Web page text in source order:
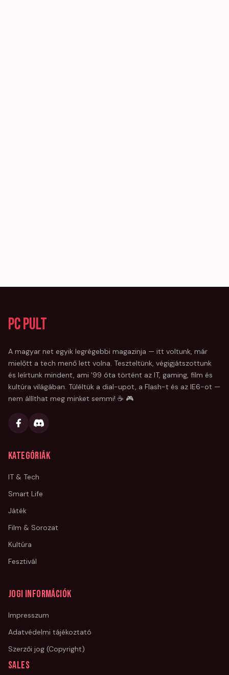
PC Pult
A magyar net egyik legrégebbi magazinja — itt voltunk, már
mielőtt a tech menő lett volna. Teszteltünk, végigjátszottunk
és leírtunk mindent, ami '99 óta történt az IT, gaming, film és
kultúra világában. Túléltük a dial-upot, a Flash-t és az IE6-ot —
nem állíthat meg minket semmi! ☕ 🎮
Kategóriák
IT & Tech
Smart Life
Játék
Film & Sorozat
Kultúra
Fesztivál
Jogi információk
Impresszum
Adatvédelmi tájékoztató
Szerzői jog (Copyright)
Sales